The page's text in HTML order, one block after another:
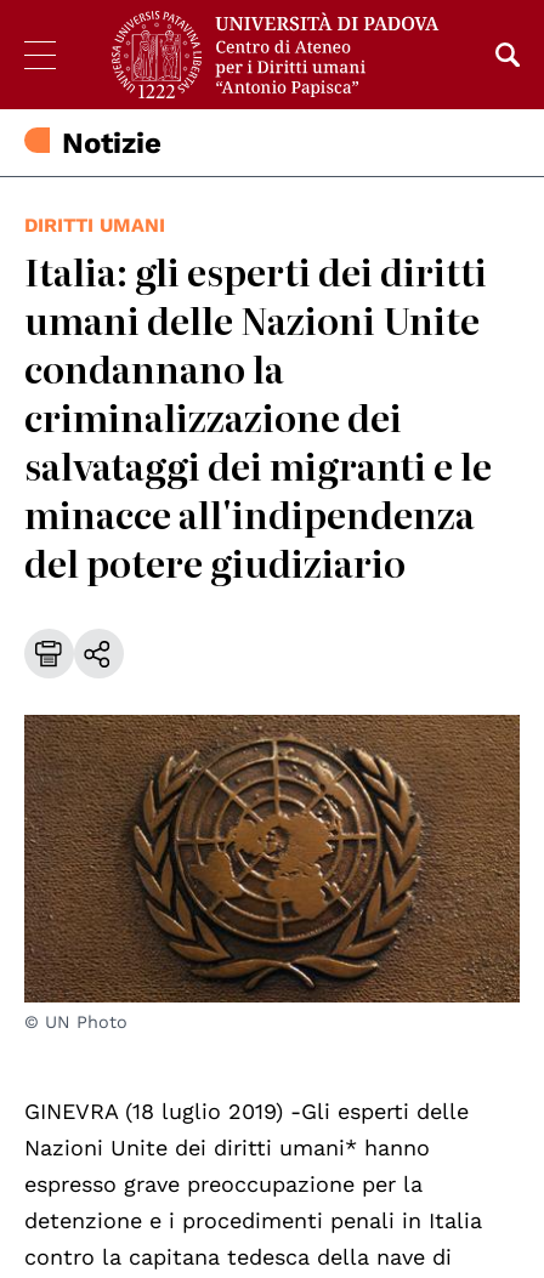
Notizie
DIRITTI UMANI
Italia: gli esperti dei diritti
umani delle Nazioni Unite
condannano la
criminalizzazione dei
salvataggi dei migranti e le
minacce all'indipendenza
del potere giudiziario
© UN Photo
GINEVRA (18 luglio 2019) -Gli esperti delle
Nazioni Unite dei diritti umani* hanno
espresso grave preoccupazione per la
detenzione e i procedimenti penali in Italia
contro la capitana tedesca della nave di